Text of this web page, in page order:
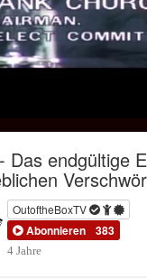
Video
Das endgültige
OutoftheBoxTV
Abonnieren 383
4 Jahre